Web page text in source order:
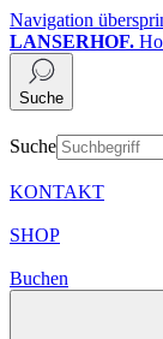
Navigation
LANSERHOF.
Suche
Suche
KONTAKT
SHOP
Buchen